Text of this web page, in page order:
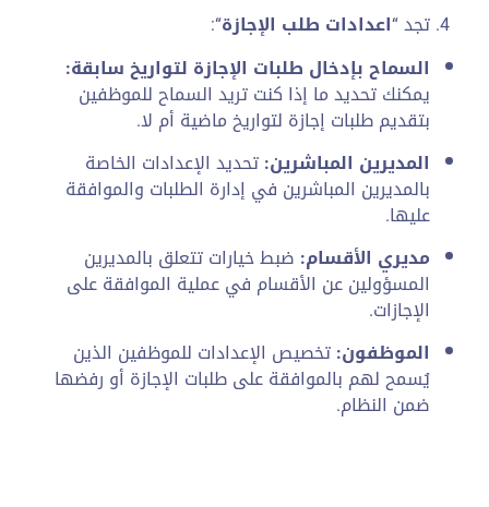
تجد “اعدادات طلب الإجازة“:
السماح بإدخال طلبات الإجازة لتواريخ سابقة:
يمكنك تحديد ما إذا كنت تريد السماح للموظفين
بتقديم طلبات إجازة لتواريخ ماضية أم لا.
المديرين المباشرين:تحديد الإعدادات الخاصة
بالمديرين المباشرين في إدارة الطلبات والموافقة
عليها.
مديري الأقسام: ضبط خيارات تتعلق بالمديرين
المسؤولين عن الأقسام في عملية الموافقة على
الإجازات.
الموظفون:تخصيص الإعدادات للموظفين الذين
يُسمح لهم بالموافقة على طلبات الإجازة أو رفضها
ضمن النظام.